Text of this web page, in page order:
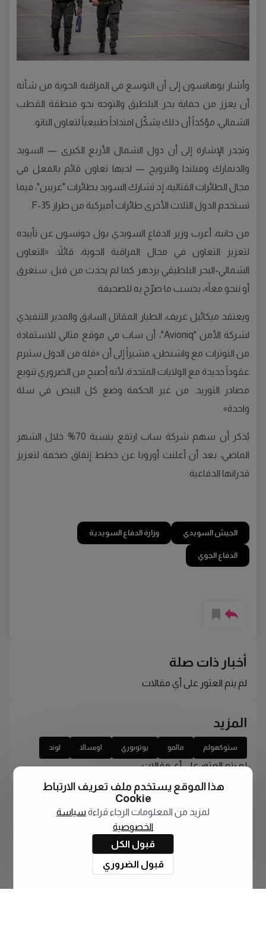
وأشار يوهانسون إلى أن التوسع في المراقبة الجوية من شأنه
أن يعزز من حماية بحر البلطيق والتوجه نحو منطقة القطب
الشمالي، مؤكداً أن ذلك يشكّل امتداداً طبيعياً لتعاون الناتو.
وتجدر الإشارة إلى أن دول الشمال الأربع الكبرى — السويد
والدنمارك وفنلندا والنرويج — لديها تعاون قائم بالفعل في
مجال الطائرات القتالية، إذ تشارك السويد بطائرات "غريبن"، فيما
تستخدم الدول الثلاث الأخرى طائرات أميركية من طراز F-35.
من جانبه، أعرب وزير الدفاع السويدي بول جونسون عن تأييده
لتعزيز التعاون في مجال المراقبة الجوية، قائلاً: «التعاون
الشمالي-البحر البلطيقي يزدهر كما لم يحدث من قبل. سنغرق
أو ننجو معاً»، بحسب ما صرّح به للصحيفة.
ويعتقد ميكائيل غريف، الطيار المقاتل السابق والمدير التنفيذي
لشركة الأمن "Avioniq"، أن ساب في موقع مثالي للاستفادة
من التوترات مع واشنطن، مشيراً إلى أن «قلة من الدول ستبرم
عقوداً جديدة مع الولايات المتحدة، لأنه أصبح من الضروري تنويع
مصادر التوريد. من غير الحكمة وضع كل البيض في سلة
واحدة».
يُذكر أن سهم شركة ساب ارتفع بنسبة 70% خلال الشهر
الماضي، بعد أن أعلنت أوروبا عن خطط إنفاق ضخمة لتعزيز
قدراتها الدفاعية.
الجيش السويدي وزارة الدفاع السويدية
الدفاع الجوي
أخبار ذات صلة
لم يتم العثور على أي مقالات
المزيد
ستوكهولم مالمو يوتوبوري اوبسالا لوند
لم يتم العثور على أي مقالات
هذا الموقع يستخدم ملف تعريف الارتباط
Cookie
لمزيد من المعلومات الرجاء قراءة سياسة
الخصوصية
قبول الكل
قبول الضروري